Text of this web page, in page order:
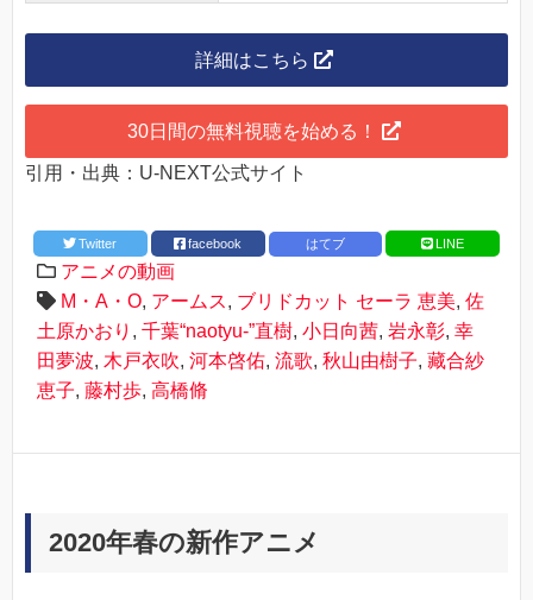
詳細はこちら
30日間の無料視聴を始める！
引用・出典：U-NEXT公式サイト
Twitter facebook はてブ LINE
アニメの動画
M・A・O, アームス, ブリドカット セーラ 恵美, 佐
土原かおり , 千葉“naotyu-”直樹, 小日向茜, 岩永彰, 幸
田夢波, 木戸衣吹, 河本啓佑, 流歌, 秋山由樹子, 藏合紗
恵子, 藤村歩, 高橋脩
2020年春の新作アニメ